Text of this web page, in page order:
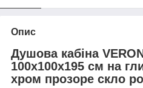
Опис
Душова кабіна
100х100х195 см на
хром прозоре скло